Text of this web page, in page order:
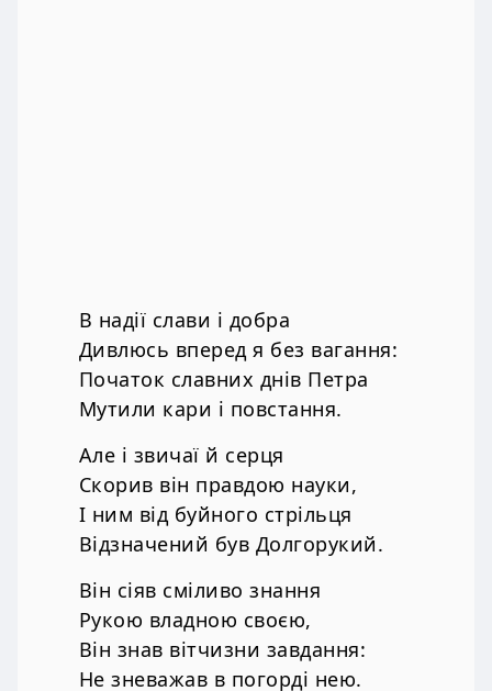
В надії слави і добра
Дивлюсь вперед я без вагання:
Початок славних днів Петра
Мутили кари і повстання.
Але і звичаї й серця
Скорив він правдою науки,
І ним від буйного стрільця
Відзначений був Долгорукий.
Він сіяв сміливо знання
Рукою владною своєю,
Він знав вітчизни завдання:
Не зневажав в погорді нею.